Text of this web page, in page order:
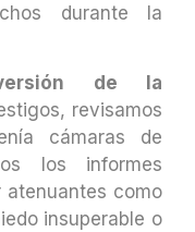
durante la
de la
revisamos
cámaras de
los informes
atenuantes como
insuperable o